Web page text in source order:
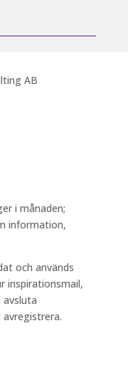
AB
i månaden;
information,
och används
inspirationsmail,
avsluta